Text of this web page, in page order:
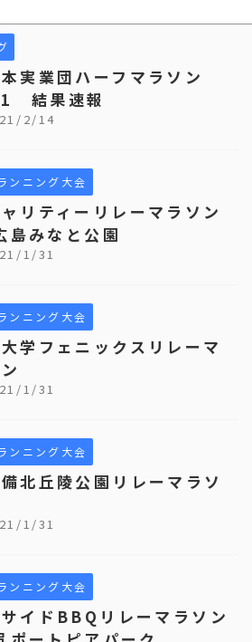
実業団ハーフマラソン
結果速報
2/14
ンニング大会
リティーリレーマラソン
みなと公園
1/31
ンニング大会
学フェニックスリレーマ
1/31
ンニング大会
北丘陵公園リレーマラソ
1/31
ンニング大会
イドBBQリレーマラソン